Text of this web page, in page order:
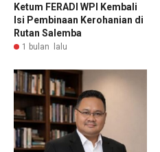
Ketum FERADI WPI Kembali
Isi Pembinaan Kerohanian di
Rutan Salemba
1 bulan lalu